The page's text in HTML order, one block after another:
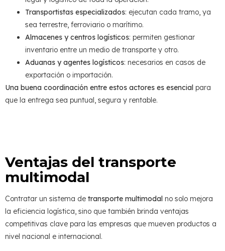
Transportistas especializados: ejecutan cada tramo, ya
sea terrestre, ferroviario o marítimo.
Almacenes y centros logísticos: permiten gestionar
inventario entre un medio de transporte y otro.
Aduanas y agentes logísticos: necesarios en casos de
exportación o importación.
Una buena coordinación entre estos actores es esencial para
que la entrega sea puntual, segura y rentable.
Ventajas del transporte
multimodal
Contratar un sistema de transporte multimodal no solo mejora
la eficiencia logística, sino que también brinda ventajas
competitivas clave para las empresas que mueven productos a
nivel nacional e internacional.